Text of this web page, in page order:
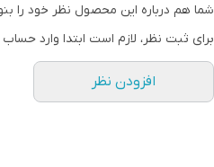
شما هم درباره این محصول نظر خود را
برای ثبت نظر، لازم است ابتدا وارد
افزودن نظر